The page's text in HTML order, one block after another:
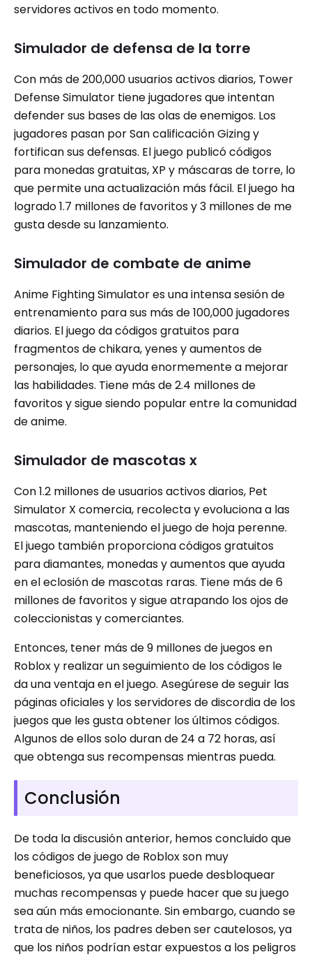
servidores activos en todo momento.
Simulador de defensa de la torre
Con más de 200,000 usuarios activos diarios, Tower
Defense Simulator tiene jugadores que intentan
defender sus bases de las olas de enemigos. Los
jugadores pasan por San calificación Gizing y
fortifican sus defensas. El juego publicó códigos
para monedas gratuitas, XP y máscaras de torre, lo
que permite una actualización más fácil. El juego ha
logrado 1.7 millones de favoritos y 3 millones de me
gusta desde su lanzamiento.
Simulador de combate de anime
Anime Fighting Simulator es una intensa sesión de
entrenamiento para sus más de 100,000 jugadores
diarios. El juego da códigos gratuitos para
fragmentos de chikara, yenes y aumentos de
personajes, lo que ayuda enormemente a mejorar
las habilidades. Tiene más de 2.4 millones de
favoritos y sigue siendo popular entre la comunidad
de anime.
Simulador de mascotas x
Con 1.2 millones de usuarios activos diarios, Pet
Simulator X comercia, recolecta y evoluciona a las
mascotas, manteniendo el juego de hoja perenne.
El juego también proporciona códigos gratuitos
para diamantes, monedas y aumentos que ayuda
en el eclosión de mascotas raras. Tiene más de 6
millones de favoritos y sigue atrapando los ojos de
coleccionistas y comerciantes.
Entonces, tener más de 9 millones de juegos en
Roblox y realizar un seguimiento de los códigos le
da una ventaja en el juego. Asegúrese de seguir las
páginas oficiales y los servidores de discordia de los
juegos que les gusta obtener los últimos códigos.
Algunos de ellos solo duran de 24 a 72 horas, así
que obtenga sus recompensas mientras pueda.
Conclusión
De toda la discusión anterior, hemos concluido que
los códigos de juego de Roblox son muy
beneficiosos, ya que usarlos puede desbloquear
muchas recompensas y puede hacer que su juego
sea aún más emocionante. Sin embargo, cuando se
trata de niños, los padres deben ser cautelosos, ya
que los niños podrían estar expuestos a los peligros